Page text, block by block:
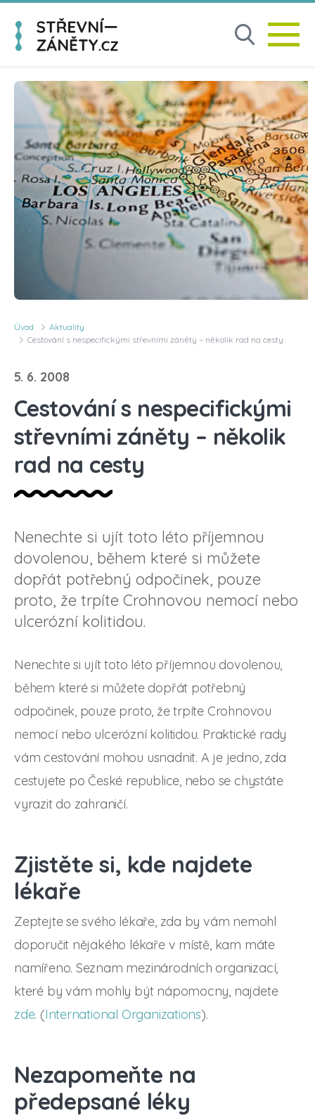
Úvod
Aktuality
Cestování s nespecifickými střevními záněty – několik rad na cesty
5. 6. 2008
Cestování s nespecifickými
střevními záněty – několik
rad na cesty
Nenechte si ujít toto léto příjemnou
dovolenou, během které si můžete
dopřát potřebný odpočinek, pouze
proto, že trpíte Crohnovou nemocí nebo
ulcerózní kolitidou.
Nenechte si ujít toto léto příjemnou dovolenou,
během které si můžete dopřát potřebný
odpočinek, pouze proto, že trpíte Crohnovou
nemocí nebo ulcerózní kolitidou. Praktické rady
vám cestování mohou usnadnit. A je jedno, zda
cestujete po České republice, nebo se chystáte
vyrazit do zahraničí.
Zjistěte si, kde najdete
lékaře
Zeptejte se svého lékaře, zda by vám nemohl
doporučit nějakého lékaře v místě, kam máte
namířeno. Seznam mezinárodních organizací,
které by vám mohly být nápomocny, najdete
zde. (International Organizations).
Nezapomeňte na
předepsané léky